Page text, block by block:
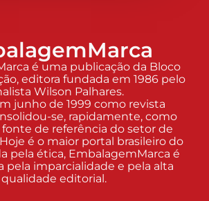
é uma publicação da Bloco
editora fundada em 1986 pelo
Wilson Palhares.
junho de 1999 como revista
se, rapidamente, como
de referência do setor de
é o maior portal brasileiro do
pela ética, EmbalagemMarca é
pela imparcialidade e pela alta
qualidade editorial.